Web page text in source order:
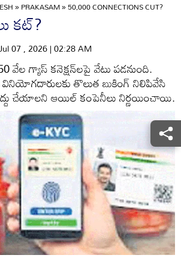
»PRAKASAM»50,000 CONNECTIONS CUT?
కట్‌?
07 , 2026 | 02:28 AM
వేల గ్యాస్‌ కనెక్షన్‌లపై వేటు పడనుంది.
తొలుత బుకింగ్‌ నిలిపివేసి
చేయాలని ఆయిల్‌ కంపెనీలు నిర్ణయించాయి.